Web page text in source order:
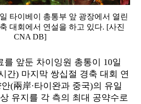
타이베이 총통부 앞 광장에서 열린
대회에서 연설을 하고 있다. [사진
CNA DB]
를 앞둔 차이잉원 총통이 10일
간) 마지막 쌍십절 경축 대회 연
(兩岸·타이완과 중국)의 유일
유지를 각 측의 최대 공약수로